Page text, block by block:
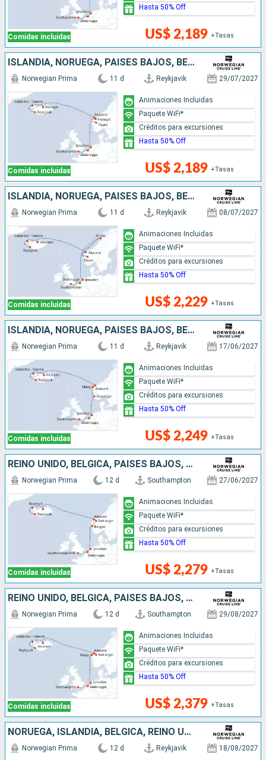
Comidas incluidas US$ 2,189 +Tasas
Hasta 50% Off
ISLANDIA, NORUEGA, PAISES BAJOS, BÉLGICA, REINO UNIDO
Comidas incluidas
Norwegian Prima 11 d Reykjavik 29/07/2027
US$ 2,189 +Tasas
Animaciones Incluidas
Paquete WiFi*
Créditos para excursiones
Hasta 50% Off
ISLANDIA, NORUEGA, PAISES BAJOS, BÉLGICA, REINO UNIDO
Comidas incluidas
Norwegian Prima 11 d Reykjavik 08/07/2027
US$ 2,229 +Tasas
Animaciones Incluidas
Paquete WiFi*
Créditos para excursiones
Hasta 50% Off
ISLANDIA, NORUEGA, PAISES BAJOS, BÉLGICA, REINO UNIDO
Comidas incluidas
Norwegian Prima 11 d Reykjavik 17/06/2027
US$ 2,249 +Tasas
Animaciones Incluidas
Paquete WiFi*
Créditos para excursiones
Hasta 50% Off
REINO UNIDO, BÉLGICA, PAISES BAJOS, NORUEGA, ISLANDIA
Comidas incluidas
Norwegian Prima 12 d Southampton 27/06/2027
US$ 2,279 +Tasas
Animaciones Incluidas
Paquete WiFi*
Créditos para excursiones
Hasta 50% Off
REINO UNIDO, BÉLGICA, PAISES BAJOS, NORUEGA, ISLANDIA
Comidas incluidas
Norwegian Prima 12 d Southampton 29/08/2027
US$ 2,379 +Tasas
Animaciones Incluidas
Paquete WiFi*
Créditos para excursiones
Hasta 50% Off
NORUEGA, ISLANDIA, BÉLGICA, REINO UNIDO, PAISES BAJOS
Norwegian Prima 12 d Reykjavik 18/08/2027